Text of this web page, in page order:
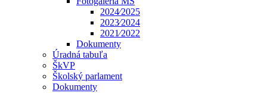
2024⁄2025
2023⁄2024
2021⁄2022
Dokumenty
Úradná tabuľa
ŠkVP
Školský parlament
Dokumenty